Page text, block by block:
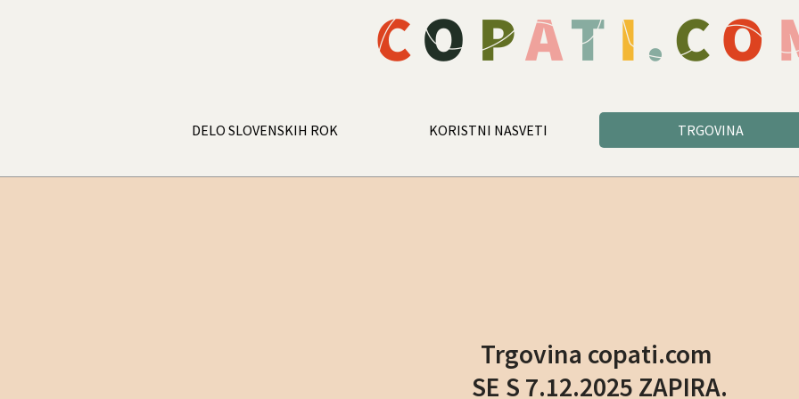
DELO SLOVENSKIH ROK KORISTNI NASVETI TRGOVINA
Trgovina copati.com
SE S 7.12.2025 ZAPIRA.